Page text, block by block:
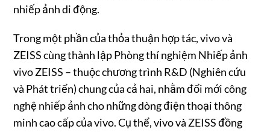
nhiếp ảnh di động.
Trong một phần của thỏa thuận hợp tác, vivo và
ZEISS cùng thành lập Phòng thí nghiệm Nhiếp ảnh
vivo ZEISS – thuộc chương trình R&D (Nghiên cứu
và Phát triển) chung của cả hai, nhằm đổi mới công
nghệ nhiếp ảnh cho những dòng điện thoại thông
minh cao cấp của vivo. Cụ thể, vivo và ZEISS đồng